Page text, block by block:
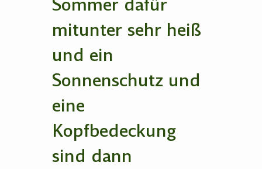
Sommer dafür
mitunter sehr heiß
und ein
Sonnenschutz und
eine
Kopfbedeckung
sind dann